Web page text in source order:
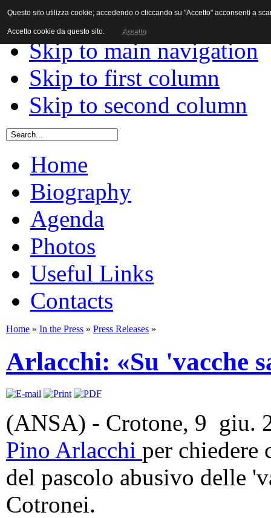
Skip to content
Skip to main navigation
Skip to first column
Skip to second column
Home
Biography
Agenda
Photos
Useful Links
Contacts
Home » In the Press » Press Releases »
Arlacchi: «Su 'vacche
(ANSA) - Crotone, 9 giu.
Pino Arlacchi per chiedere
del pascolo abusivo delle
Cotronei.
Questo sito utilizza cookie; accedendo o cliccando su "Accetto" acconsenti a
Accetto cookie da questo sito. Accetto